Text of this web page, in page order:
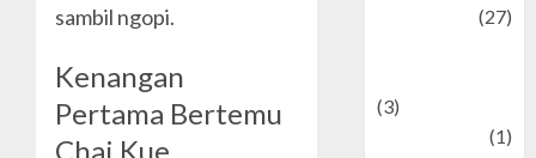
sambil ngopi.
Kenangan
Pertama Bertemu
Chai Kue
(27)
(3)
(1)